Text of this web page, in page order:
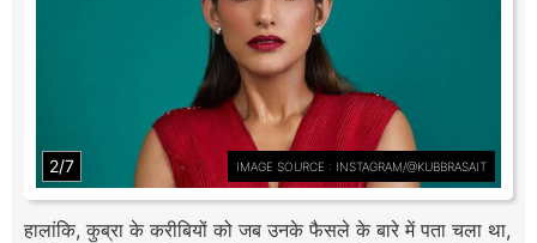
2/7 IMAGE SOURCE : INSTAGRAM/@KUBBRASAIT
हालांकि, कुब्रा के करीबियों को जब उनके फैसले के बारे में पता चला था,